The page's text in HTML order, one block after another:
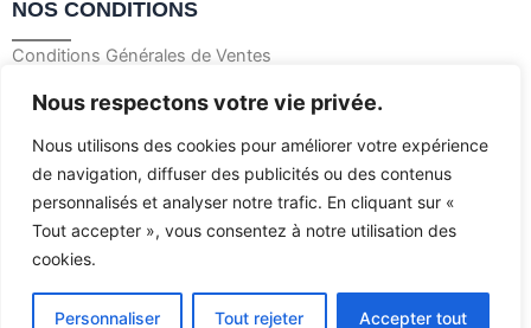
Nous respectons votre vie privée.
Nous utilisons des cookies pour améliorer votre expérience
de navigation, diffuser des publicités ou des contenus
personnalisés et analyser notre trafic. En cliquant sur «
Tout accepter », vous consentez à notre utilisation des
cookies.
Personnaliser Tout rejeter Accepter tout
NOS CONDITIONS
Conditions Générales de Ventes
Mentions Légales
Politique de retour et remboursement
© 2023 Françoise Dedon – Tous droits réservés